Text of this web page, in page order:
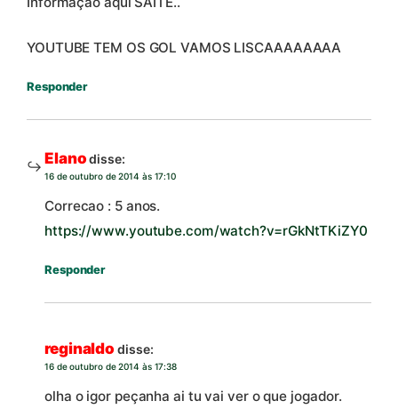
YOUTUBE TEM OS GOL VAMOS LISCAAAAAAAA
Responder
Elano disse:
16 de outubro de 2014 às 17:10
Correcao : 5 anos.
https://www.youtube.com/watch?v=rGkNtTKiZY0
Responder
reginaldo disse:
16 de outubro de 2014 às 17:38
olha o igor peçanha ai tu vai ver o que jogador.